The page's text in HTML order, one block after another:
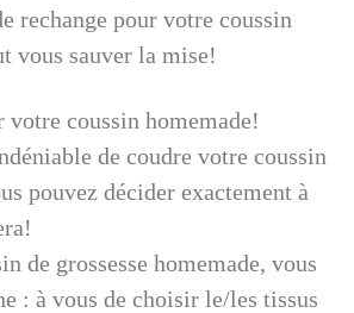
rechange pour votre coussin
vous sauver la mise!
votre coussin homemade!
de coudre votre coussin
pouvez décider exactement à
de grossesse homemade, vous
: à vous de choisir le/les tissus